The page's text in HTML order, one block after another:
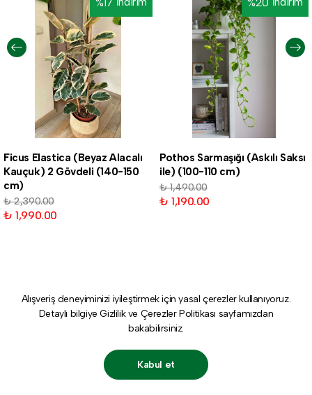
Alışveriş deneyiminizi iyileştirmek için yasal çerezler kullanıyoruz.
Detaylı bilgiyeGizlilik ve Çerezler Politikası sayfamızdan
bakabilirsiniz.
Kabul et
Ficus Elastica (Beyaz Alacalı
Kauçuk) 2 Gövdeli (140-150
cm)
₺ 2,390.00
₺ 1,990.00
Pothos Sarmaşığı (Askılı Saksı
ile) (100-110 cm)
₺ 1,490.00
₺ 1,190.00